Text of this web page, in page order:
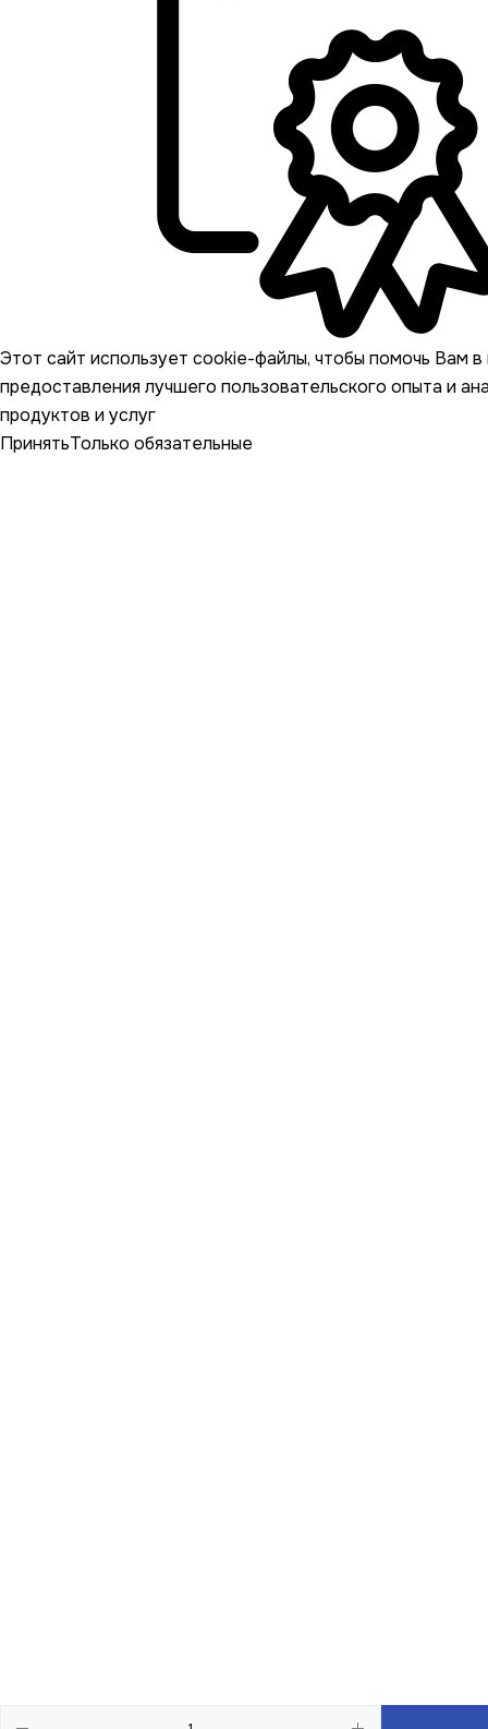
Этот сайт использует cookie-файлы, чтобы помочь Вам в
предоставления лучшего пользовательского опыта и
продуктов и услуг
ПринятьТолько обязательные